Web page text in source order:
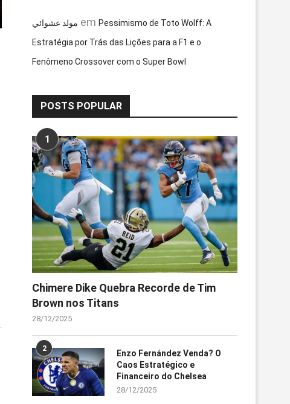
مولد عشوائي em Pessimismo de Toto Wolff: A
Estratégia por Trás das Lições para a F1 e o
Fenômeno Crossover com o Super Bowl
POSTS POPULAR
1
Chimere Dike Quebra Recorde de Tim
Brown nos Titans
28/12/2025
2
Enzo Fernández Venda? O
Caos Estratégico e
Financeiro do Chelsea
28/12/2025